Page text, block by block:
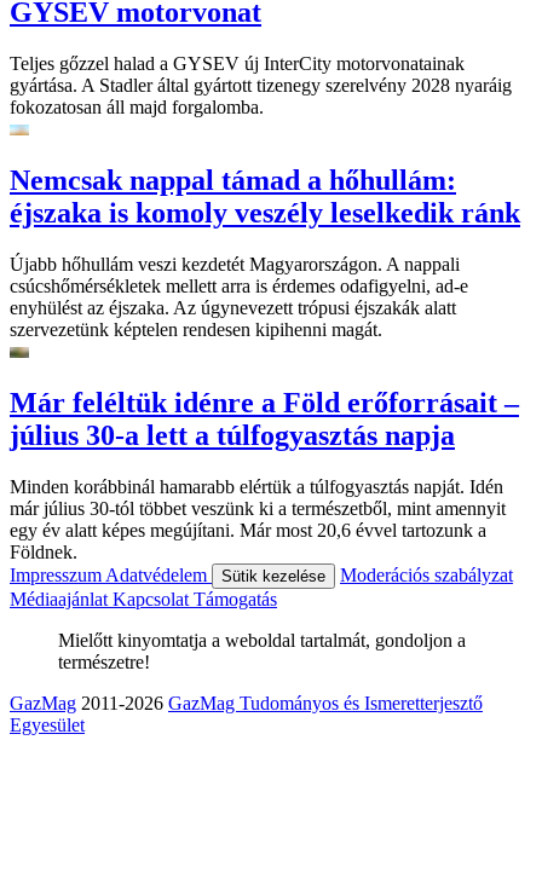
GYSEV motorvonat
Teljes gőzzel halad a GYSEV új InterCity motorvonatainak
gyártása. A Stadler által gyártott tizenegy szerelvény 2028 nyaráig
fokozatosan áll majd forgalomba.
Nemcsak nappal támad a hőhullám:
éjszaka is komoly veszély leselkedik ránk
Újabb hőhullám veszi kezdetét Magyarországon. A nappali
csúcshőmérsékletek mellett arra is érdemes odafigyelni, ad-e
enyhülést az éjszaka. Az úgynevezett trópusi éjszakák alatt
szervezetünk képtelen rendesen kipihenni magát.
Már feléltük idénre a Föld erőforrásait –
július 30-a lett a túlfogyasztás napja
Minden korábbinál hamarabb elértük a túlfogyasztás napját. Idén
már július 30-tól többet veszünk ki a természetből, mint amennyit
egy év alatt képes megújítani. Már most 20,6 évvel tartozunk a
Földnek.
Impresszum Adatvédelem Sütik kezelése
Moderációs szabályzat
Médiaajánlat Kapcsolat Támogatás
Mielőtt kinyomtatja a weboldal tartalmát, gondoljon a
természetre!
GazMag 2011-2026 GazMag Tudományos és Ismeretterjesztő
Egyesület